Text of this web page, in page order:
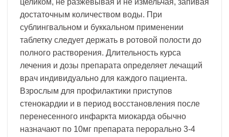
целиком, не разжевывая и не измельчая, запивая
достаточным количеством воды. При
сублингвальном и буккальном применении
таблетку следует держать в ротовой полости до
полного растворения. Длительность курса
лечения и дозы препарата определяет лечащий
врач индивидуально для каждого пациента.
Взрослым для профилактики приступов
стенокардии и в период восстановления после
перенесенного инфаркта миокарда обычно
назначают по 10мг препарата перорально 3-4